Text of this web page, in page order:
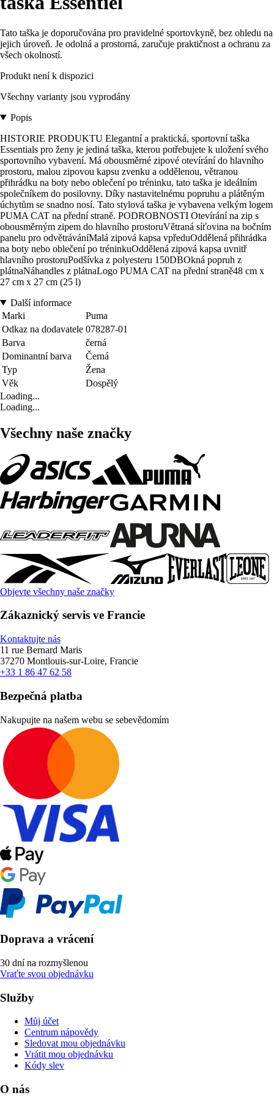
Tato taška je doporučována pro pravidelné sportovkyně, bez ohledu na
jejich úroveň. Je odolná a prostorná, zaručuje praktičnost a ochranu za
všech okolností.
Produkt není k dispozici
Všechny varianty jsou vyprodány
Popis
HISTORIE PRODUKTU Elegantní a praktická, sportovní taška
Essentials pro ženy je jediná taška, kterou potřebujete k uložení svého
sportovního vybavení. Má obousměrné zipové otevírání do hlavního
prostoru, malou zipovou kapsu zvenku a oddělenou, větranou
přihrádku na boty nebo oblečení po tréninku, tato taška je ideálním
společníkem do posilovny. Díky nastavitelnému popruhu a plátěným
úchytům se snadno nosí. Tato stylová taška je vybavena velkým logem
PUMA CAT na přední straně. PODROBNOSTI Otevírání na zip s
obousměrným zipem do hlavního prostoruVětraná síťovina na bočním
panelu pro odvětráváníMalá zipová kapsa vpředuOddělená přihrádka
na boty nebo oblečení po tréninkuOddělená zipová kapsa uvnitř
hlavního prostoruPodšívka z polyesteru 150DBOkná popruh z
plátnaNáhandles z plátnaLogo PUMA CAT na přední straně48 cm x
27 cm x 27 cm (25 l)
Další informace
Marki
Puma
Odkaz na dodavatele 078287-01
Barva
černá
Dominantní barva
Černá
Typ
Žena
Věk
Dospělý
Loading...
Loading...
Všechny naše značky
Objevte všechny naše značky
Zákaznický servis ve Francie
Kontaktujte nás
11 rue Bernard Maris
37270 Montlouis-sur-Loire, Francie
+33 1 86 47 62 58
Bezpečná platba
Nakupujte na našem webu se sebevědomím
Doprava a vrácení
30 dní na rozmyšlenou
Vraťte svou objednávku
Služby
Můj účet
Centrum nápovědy
Sledovat mou objednávku
Vrátit mou objednávku
Kódy slev
O nás